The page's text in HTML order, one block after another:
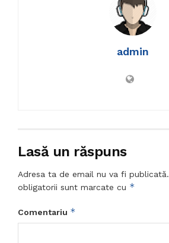
admin
Lasă un răspuns
Adresa ta de email nu va fi publicată.
obligatorii sunt marcate cu *
Comentariu *